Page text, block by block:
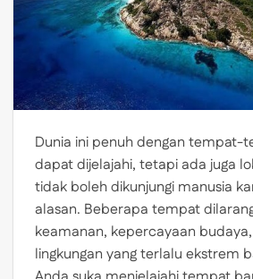
Dunia ini penuh dengan tempat-
dapat dijelajahi, tetapi ada juga
tidak boleh dikunjungi manusia
alasan. Beberapa tempat
keamanan, kepercayaan
lingkungan yang terlalu ekstrem